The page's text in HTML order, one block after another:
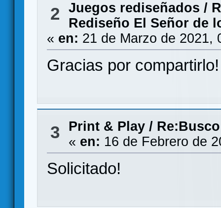
2 Juegos rediseñados /
Rediseño El Señor de
« en: 21 de Marzo de 2021,
Gracias por compartirlo!
3 Print & Play/
« en: 16 de Febrero de
Solicitado!